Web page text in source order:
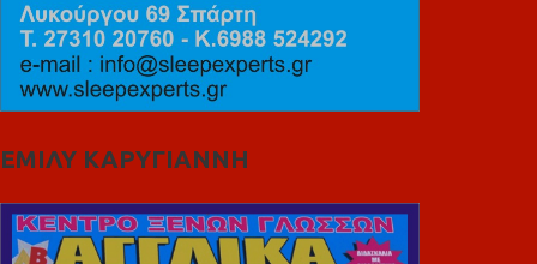
ΕΜΙΛΥ ΚΑΡΥΓΙΑΝΝΗ